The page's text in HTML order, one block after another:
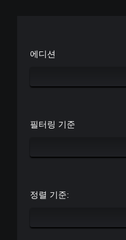
에디션
필터링 기준
정렬 기준: